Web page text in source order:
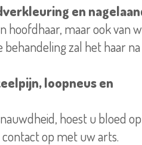
en
hoofdhaar, maar ook van
zal het haar
loopneus en
hoest u bloed
op met uw arts.